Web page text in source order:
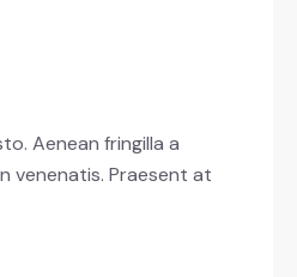
Aenean fringilla a
venenatis. Praesent at